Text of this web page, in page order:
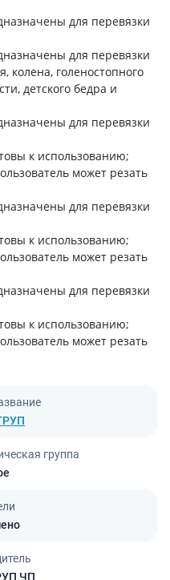
для перевязки
для перевязки
колена, голеностопного
детского бедра и
для перевязки
к использованию;
может резать
для перевязки
к использованию;
может резать
для перевязки
к использованию;
может резать
группа
ЧП